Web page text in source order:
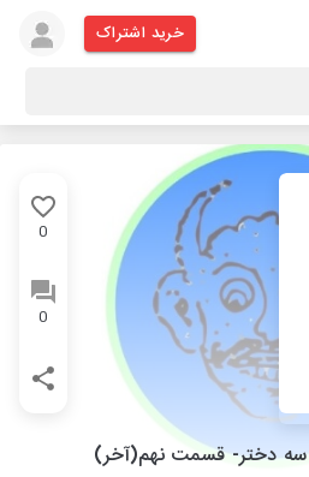
خرید اشتراک
0
0
و سه دختر- قسمت نهم(آخر)